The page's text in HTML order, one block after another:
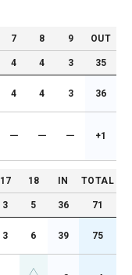
7 8 9 OUT
4 4 3 35
4 4 3 36
ー ー ー +1
17 18 IN TOTAL
3 5 36 71
3 6 39 75